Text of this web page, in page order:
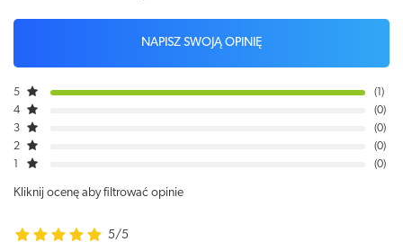
NAPISZ SWOJĄ OPINIĘ
5
1
4
0
3
0
2
0
0
Kliknij ocenę aby filtrować opinie
5/5